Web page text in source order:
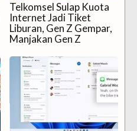
Telkomsel Sulap Kuota
Internet Jadi Tiket
Liburan, Gen Z Gempar,
Manjakan Gen Z